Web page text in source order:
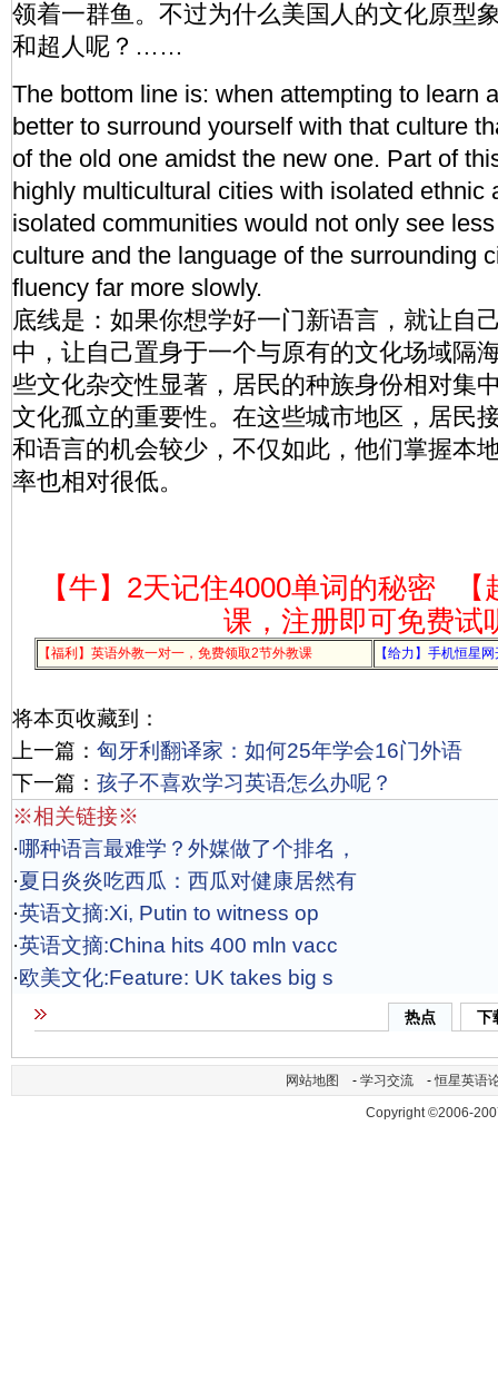
领着一群鱼。不过为什么美国人的文化原型
和超人呢？……
The bottom line is: when attempting to learn
better to surround yourself with that culture
of the old one amidst the new one. Part of
highly multicultural cities with isolated ethnic
isolated communities would not only see
culture and the language of the surrounding
fluency far more slowly.
底线是：如果你想学好一门新语言，就让自
中，让自己置身于一个与原有的文化场域隔
些文化杂交性显著，居民的种族身份相对集
文化孤立的重要性。在这些城市地区，居民
和语言的机会较少，不仅如此，他们掌握本
率也相对很低。
【牛】2天记住4000单词的秘密
课，注册即可免费试
【福利】英语外教一对一，免费领取2节外教课 【给力】手机恒星
将本页收藏到：
上一篇： 匈牙利翻译家：如何25年学会16门外语
下一篇： 孩子不喜欢学习英语怎么办呢？
※相关链接※
·哪种语言最难学？外媒做了个排名，
·夏日炎炎吃西瓜：西瓜对健康居然有
·英语文摘:Xi, Putin to witness op
·英语文摘:China hits 400 mln vacc
·欧美文化:Feature: UK takes big s
热点 下
网站地图 - 学习交流 -恒星英语
Copyright ©2006-